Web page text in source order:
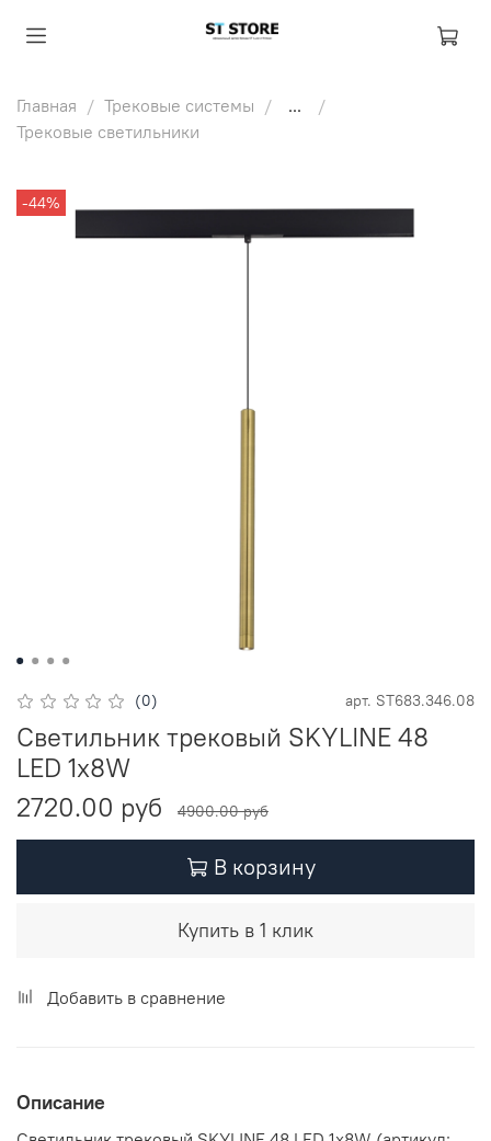
Главная Трековые системы
...
Трековые светильники
-44%
(0) арт. ST683.346.08
Светильник трековый SKYLINE 48
LED 1х8W
2720.00 руб
4900.00 руб
В корзину
Купить в 1 клик
Добавить в сравнение
Описание